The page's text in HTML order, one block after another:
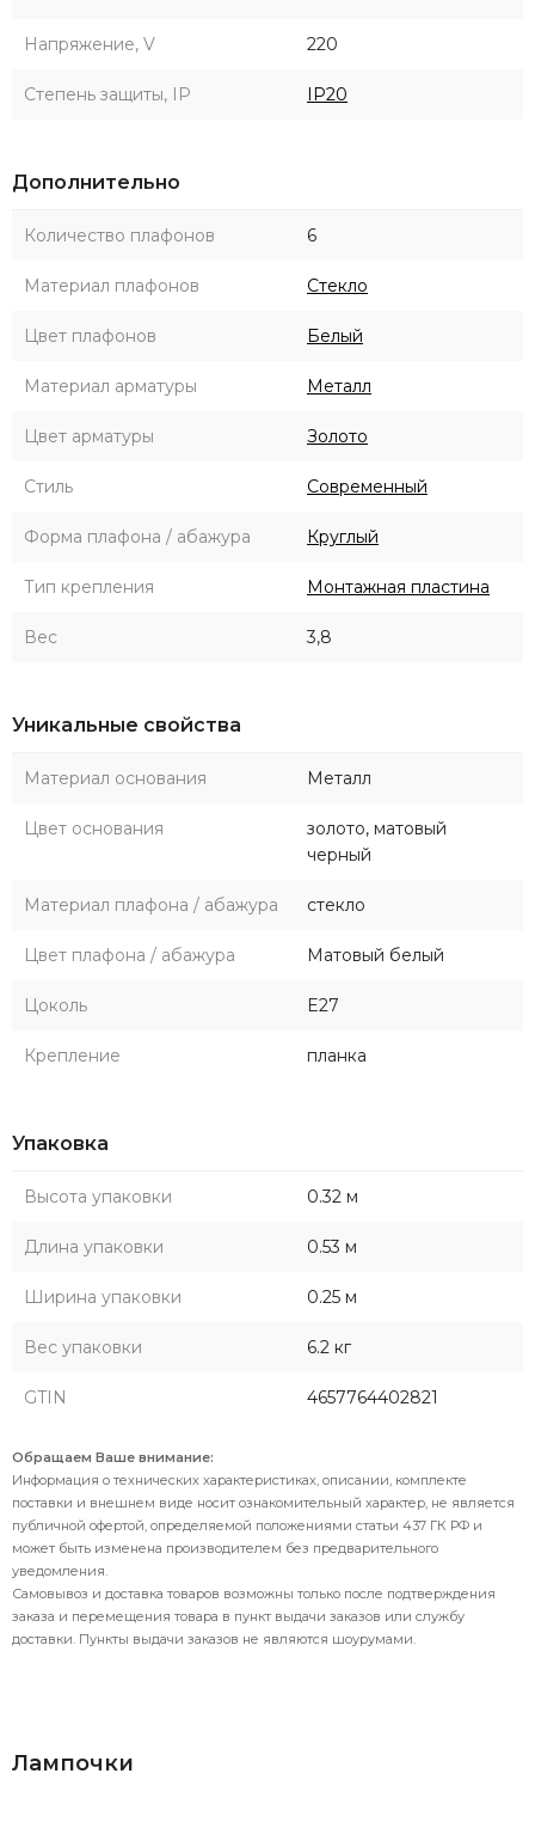
Напряжение, V 220
Степень защиты, IP IP20
Дополнительно
Количество плафонов 6
Материал плафонов Стекло
Цвет плафонов Белый
Материал арматуры Металл
Цвет арматуры Золото
Стиль Современный
Форма плафона / абажура Круглый
Тип крепления Монтажная пластина
Вес 3,8
Уникальные свойства
Материал основания Металл
Цвет основания
золото, матовый
черный
Материал плафона / абажура стекло
Цвет плафона / абажура Матовый белый
Цоколь E27
Крепление планка
Упаковка
Высота упаковки 0.32 м
Длина упаковки 0.53 м
Ширина упаковки 0.25 м
Вес упаковки 6.2 кг
GTIN 4657764402821
Обращаем Ваше внимание:
Информация о технических характеристиках, описании, комплекте
поставки и внешнем виде носит ознакомительный характер, не является
публичной офертой, определяемой положениями статьи 437 ГК РФ и
может быть изменена производителем без предварительного
уведомления.
Самовывоз и доставка товаров возможны только после подтверждения
заказа и перемещения товара в пункт выдачи заказов или службу
доставки. Пункты выдачи заказов не являются шоурумами.
Лампочки